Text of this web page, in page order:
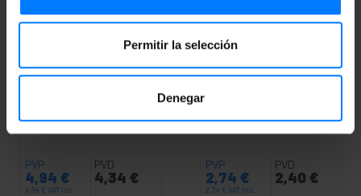
Permitir la selección
Denegar
Toslink 5 m
PVP
4,94 €
4,94 € VAT inc.
PVD
4,34 €
Toslink 1 m
PVP
2,74 €
2,74 € VAT inc.
PVD
2,40 €